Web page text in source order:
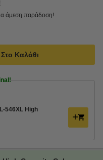
άμεση παράδοση!
Στο Καλάθι
546XL High